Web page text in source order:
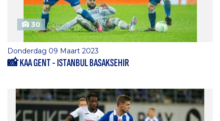
30
Donderdag 09 Maart 2023
📸 KAA GENT - ISTANBUL BASAKSEHIR